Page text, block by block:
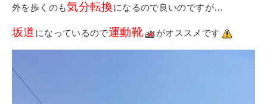
外を歩くのも気分転換になるので良いのですが…
坂道になっているので運動靴 がオススメです